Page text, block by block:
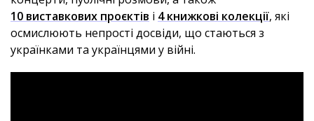
10 виставкових проєктів і 4 книжкові колекції, які
осмислюють непрості досвіди, що стаються з
українками та українцями у війні.